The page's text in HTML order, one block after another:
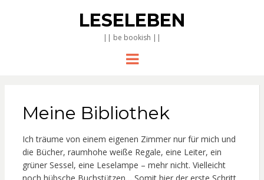
LESELEBEN
|| be bookish ||
Menu
Meine Bibliothek
Ich träume von einem eigenen Zimmer nur für mich und
die Bücher, raumhohe weiße Regale, eine Leiter, ein
grüner Sessel, eine Leselampe – mehr nicht. Vielleicht